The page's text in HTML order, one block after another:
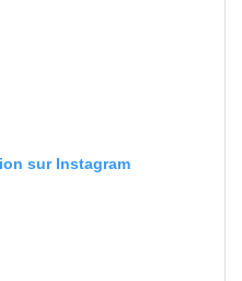
sur Instagram